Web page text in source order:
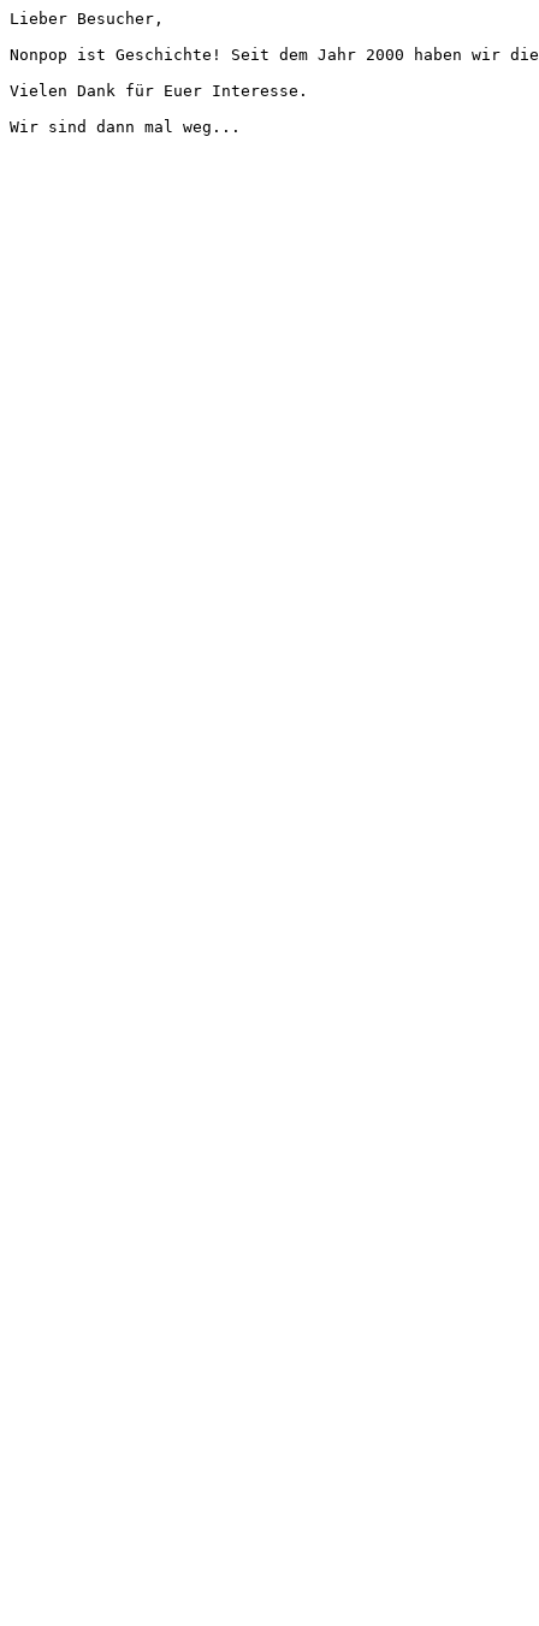
Lieber Besucher,
Nonpop ist Geschichte! Seit dem Jahr 2000 haben wir
Vielen Dank für Euer Interesse.
Wir sind dann mal weg...